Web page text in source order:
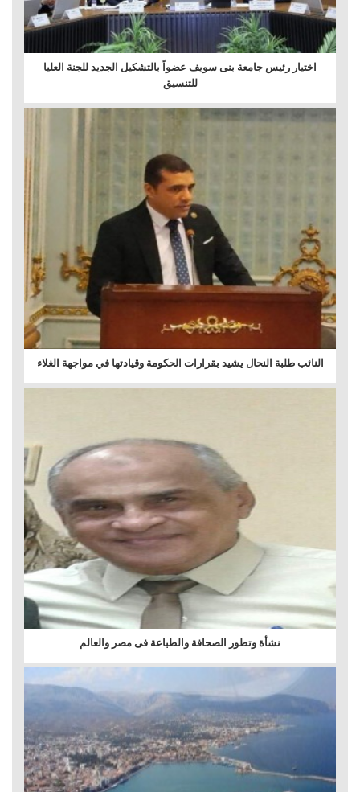
اختيار رئيس جامعة بنى سويف عضواً بالتشكيل الجديد للجنة العليا
للتنسيق
النائب طلبة النحال يشيد بقرارات الحكومة وقيادتها في مواجهة الغلاء
نشأة وتطور الصحافة والطباعة فى مصر والعالم